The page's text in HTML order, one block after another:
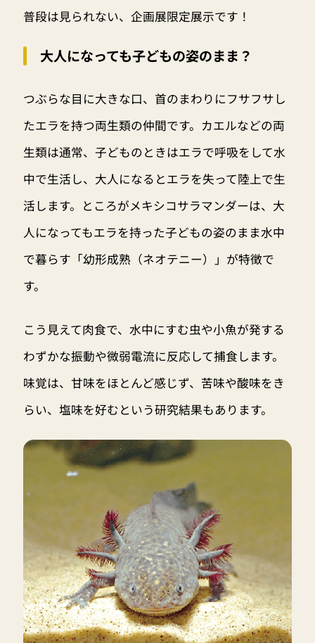
普段は見られない、企画展限定展示です！
大人になっても子どもの姿のまま？
つぶらな目に大きな口、首のまわりにフサフサし
たエラを持つ両生類の仲間です。カエルなどの両
生類は通常、子どものときはエラで呼吸をして水
中で生活し、大人になるとエラを失って陸上で生
活します。ところがメキシコサラマンダーは、大
人になってもエラを持った子どもの姿のまま水中
で暮らす「幼形成熟（ネオテニー）」が特徴で
す。
こう見えて肉食で、水中にすむ虫や小魚が発する
わずかな振動や微弱電流に反応して捕食します。
味覚は、甘味をほとんど感じず、苦味や酸味をき
らい、塩味を好むという研究結果もあります。